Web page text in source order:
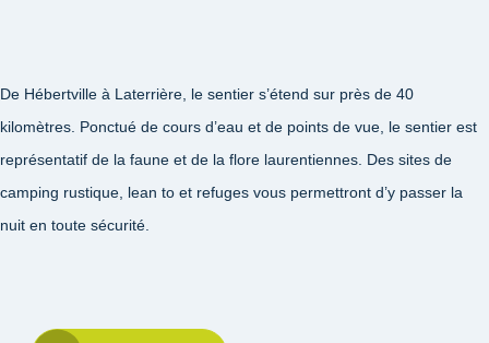
De Hébertville à Laterrière, le sentier s’étend sur près de 40
kilomètres. Ponctué de cours d’eau et de points de vue, le sentier est
représentatif de la faune et de la flore laurentiennes. Des sites de
camping rustique, lean to et refuges vous permettront d’y passer la
nuit en toute sécurité.